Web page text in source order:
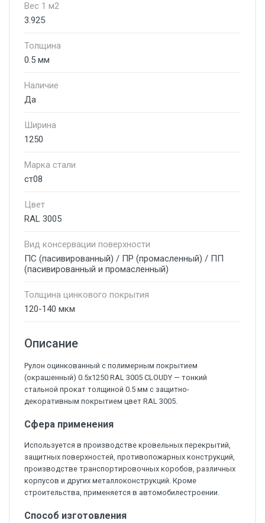
Вес 1 м2
3.925
Толщина
0.5 мм
Наличие
Да
Ширина
1250
Марка стали
ст08
Цвет
RAL 3005
Вид консервации поверхности
ПС (пасивированный) / ПР (промасленный) / ПП
(пасивированный и промасленный)
Толщина цинкового покрытия
120-140 мкм
Описание
Рулон оцинкованный с полимерным покрытием
(окрашенный) 0.5x1250 RAL 3005 CLOUDY — тонкий
стальной прокат толщиной 0.5 мм с защитно-
декоративным покрытием цвет RAL 3005.
Сфера применения
Используется в производстве кровельных перекрытий,
защитных поверхностей, противопожарных конструкций,
производстве транспортировочных коробов, различных
корпусов и других металлоконструкций. Кроме
строительства, применяется в автомобилестроении.
Способ изготовления